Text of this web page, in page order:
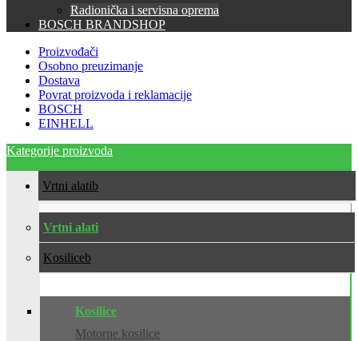
Radionička i servisna oprema
BOSCH BRANDSHOP
Proizvođači
Osobno preuzimanje
Dostava
Povrat proizvoda i reklamacije
BOSCH
EINHELL
Kategorije proizvoda
Vrtni alati
Vrtni alati
Kosilice
Kosilice
Motorne kosilice